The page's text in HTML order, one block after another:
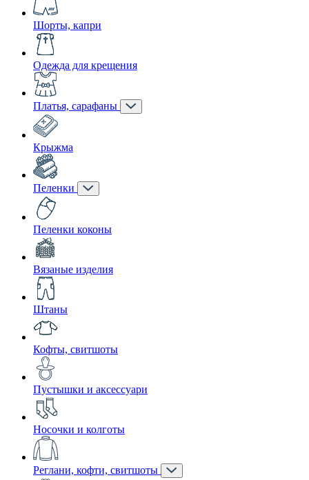
Шорты, капри
Одежда для крещения
Платья, сарафаны
Крыжма
Пеленки
Пеленки коконы
Вязаные изделия
Штаны
Кофты, свитшоты
Пустышки и аксессуари
Носочки и колготы
Реглани, кофти, свитшоты